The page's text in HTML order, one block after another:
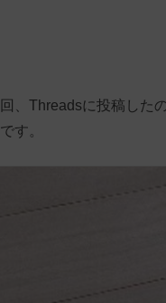
、Threadsに投稿した
す。